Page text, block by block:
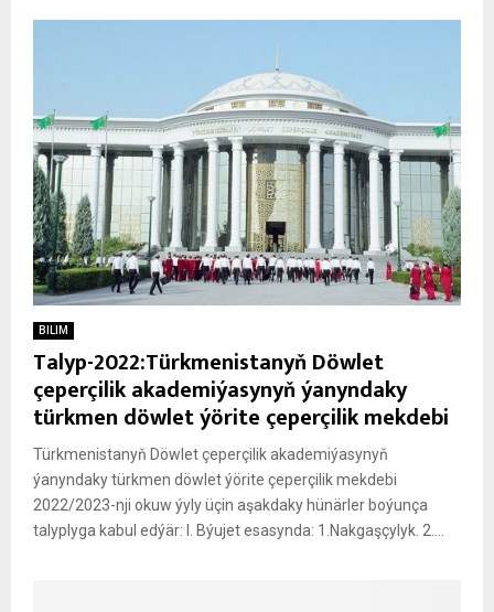
BILIM
Talyp-2022:Türkmenistanyň Döwlet
çeperçilik akademiýasynyň ýanyndaky
türkmen döwlet ýörite çeperçilik mekdebi
Türkmenistanyň Döwlet çeperçilik akademiýasynyň
ýanyndaky türkmen döwlet ýörite çeperçilik mekdebi
2022/2023-nji okuw ýyly üçin aşakdaky hünärler boýunça
talyplyga kabul edýär: I. Býu­jet esa­syn­da: 1.Nak­gaş­çy­lyk. 2....